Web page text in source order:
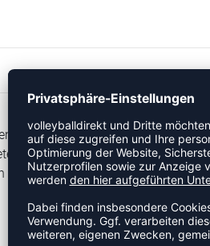
leichten und dehnbaren Match-
eine große Bewegungsfreiheit
Taille sorgt für eine perfekte